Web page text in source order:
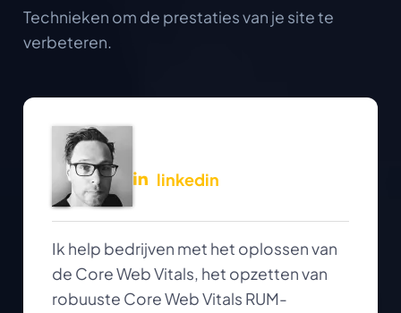
Technieken om de prestaties van je site te
verbeteren.
linkedin
Ik help bedrijven met het oplossen van
de Core Web Vitals, het opzetten van
robuuste Core Web Vitals RUM-